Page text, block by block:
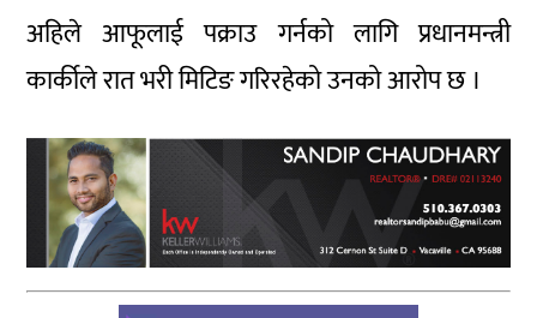
अहिले आफूलाई पक्राउ गर्नको लागि प्रधानमन्त्री
कार्कीले रात भरी मिटिङ गरिरहेको उनको आरोप छ ।